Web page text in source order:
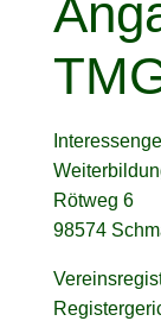
Rötweg 6
98574